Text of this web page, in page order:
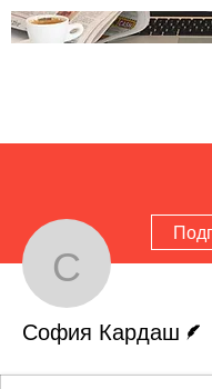
София
София Кардаш